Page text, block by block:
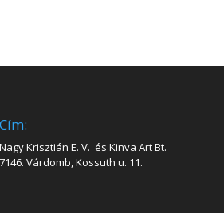
Cím:
Nagy Krisztián E. V. és Kinva Art Bt.
7146. Várdomb, Kossuth u. 11.